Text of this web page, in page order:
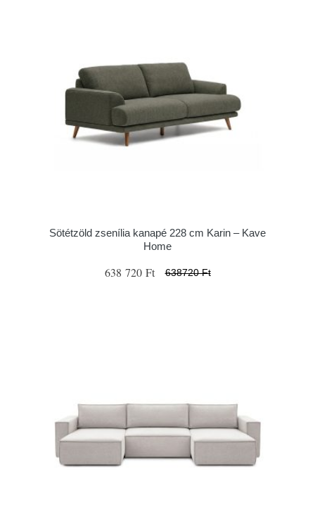
Sötétzöld zsenília kanapé 228 cm Karin – Kave
Home
638 720 Ft 638720 Ft